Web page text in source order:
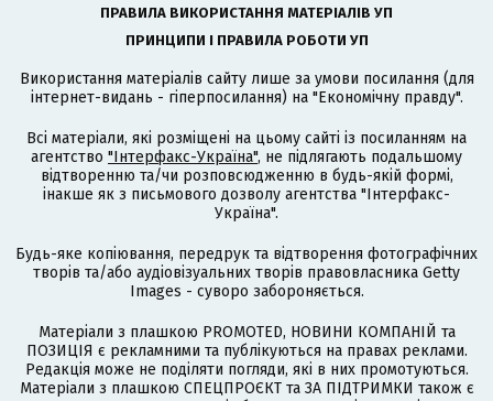
ПРАВИЛА ВИКОРИСТАННЯ МАТЕРІАЛІВ УП
ПРИНЦИПИ І ПРАВИЛА РОБОТИ УП
Використання матеріалів сайту лише за умови посилання (для
інтернет-видань - гіперпосилання) на "Економічну правду".
Всі матеріали, які розміщені на цьому сайті із посиланням на
агентство "Інтерфакс-Україна", не підлягають подальшому
відтворенню та/чи розповсюдженню в будь-якій формі,
інакше як з письмового дозволу агентства "Інтерфакс-
Україна".
Будь-яке копіювання, передрук та відтворення фотографічних
творів та/або аудіовізуальних творів правовласника Getty
Images - суворо забороняється.
Матеріали з плашкою PROMOTED, НОВИНИ КОМПАНІЙ та
ПОЗИЦІЯ є рекламними та публікуються на правах реклами.
Редакція може не поділяти погляди, які в них промотуються.
Матеріали з плашкою СПЕЦПРОЄКТ та ЗА ПІДТРИМКИ також є